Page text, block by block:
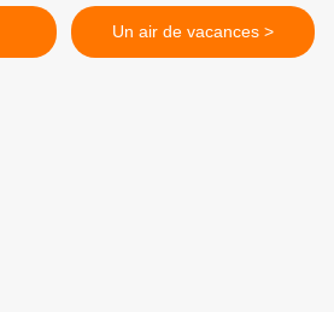
Un air de vacances >